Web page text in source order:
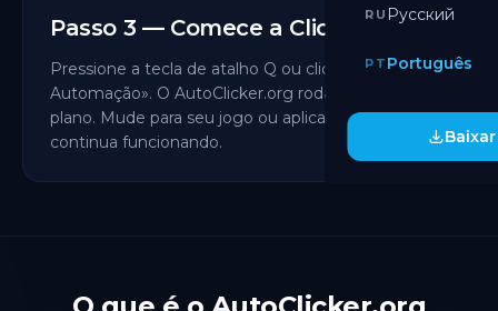
RU Русский
PT Português
Passo 3 — Comece a Clicar
Pressione a tecla de atalho Q ou clique em «Iniciar
Automação». O AutoClicker.org roda em segundo
plano. Mude para seu jogo ou aplicativo, e ele
continua funcionando.